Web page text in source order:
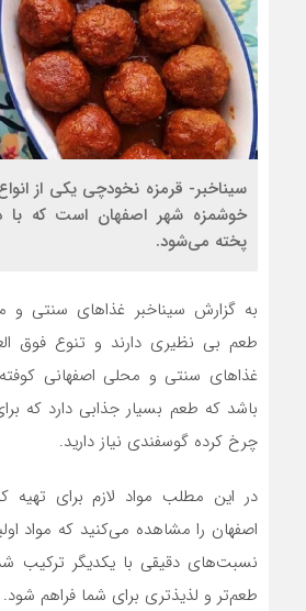
سیناخبر- قرمزه نخودچی یکی از
خوشمزه شهر اصفهان است که با
پخته می‌شود.
به گزارش سیناخبر غذاهای سنتی و
طعم بی نظیری دارند و تنوع فوق‌
غذاهای سنتی و محلی اصفهانی
باشد که طعم بسیار جذابی دارد که
چرخ کرده گوسفندی نیاز دارید.
در این مطلب مواد لازم برای تهیه
اصفهان را مشاهده می‌کنید که مواد
نسبت‌های دقیقی با یکدیگر ترکیب
طعم‌تر و لذیذتری برای شما فراهم شود.